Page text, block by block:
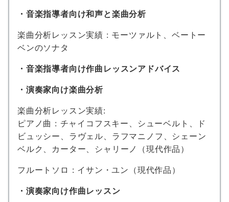
・音楽指導者向け和声と楽曲分析
楽曲分析レッスン実績 : モーツァルト、ベートー
ベンのソナタ
・音楽指導者向け作曲レッスンアドバイス
・演奏家向け楽曲分析
楽曲分析レッスン実績:
ピアノ曲 : チャイコフスキー、シューベルト、ド
ビュッシー、ラヴェル、ラフマニノフ、シェーン
ベルク、カーター、シャリーノ（現代作品）
フルートソロ : イサン・ユン（現代作品）
・演奏家向け作曲レッスン